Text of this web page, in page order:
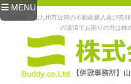
MENU
福岡県、北九州市近郊の不動産購入及び売
の返済でお困りの方は株